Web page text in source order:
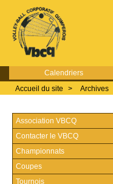
Calendriers
Accueil du site
> Archives
Association VBCQ
Contacter le VBCQ
Championnats
Coupes
Tournois